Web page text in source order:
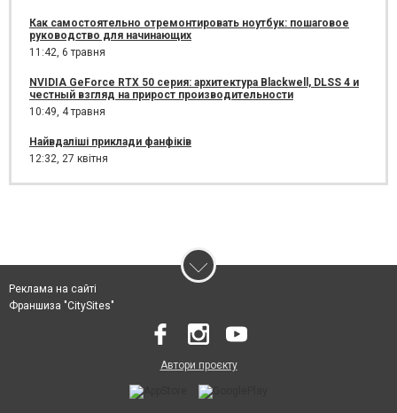
Как самостоятельно отремонтировать ноутбук: пошаговое
руководство для начинающих
11:42, 6 травня
NVIDIA GeForce RTX 50 серия: архитектура Blackwell, DLSS 4 и
честный взгляд на прирост производительности
10:49, 4 травня
Найвдаліші приклади фанфіків
12:32, 27 квітня
Реклама на сайті
Франшиза "CitySites"
Автори проєкту